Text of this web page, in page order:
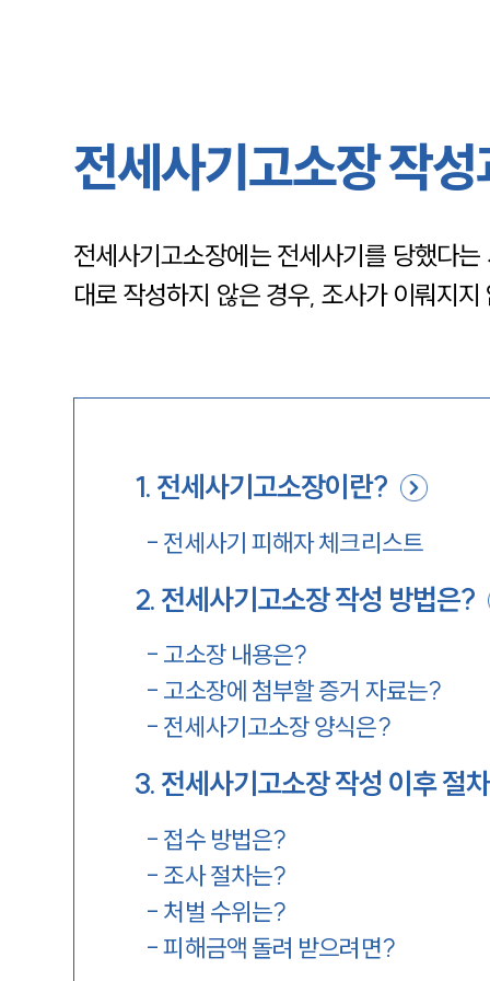
전세사기고소장 작
전세사기고소장에는 전세사기를 당했다
대로 작성하지 않은 경우, 조사가 이뤄지지
1. 전세사기고소장이란?
- 전세사기 피해자 체크리스트
2. 전세사기고소장 작성 방법은?
- 고소장 내용은?
- 고소장에 첨부할 증거 자료는?
- 전세사기고소장 양식은?
3. 전세사기고소장 작성 이후 절
- 접수 방법은?
- 조사 절차는?
- 처벌 수위는?
-피해금액 돌려 받으려면?